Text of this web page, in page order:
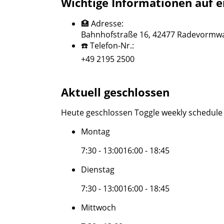
🏥 Adresse:
Bahnhofstraße 16, 42477
☎️ Telefon-Nr.:
+49 2195 2500
Aktuell geschlossen
Heute geschlossen Toggle weekly schedule
Montag
7:30 - 13:0016:00 - 18:45
Dienstag
7:30 - 13:0016:00 - 18:45
Mittwoch